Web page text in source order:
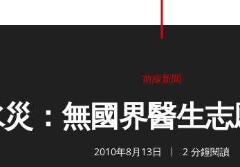
前線新聞
：無國界醫生
2010年8月13日 2 分鐘閱讀